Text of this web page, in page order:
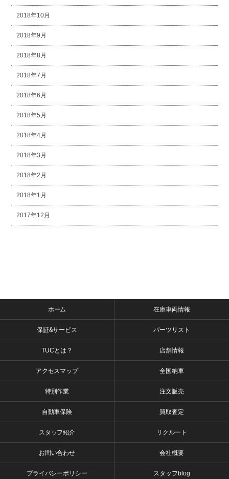
2018年10月
2018年9月
2018年8月
2018年7月
2018年6月
2018年5月
2018年4月
2018年3月
2018年2月
2018年1月
2017年12月
ホーム 在庫車両情報
保証&サービス パーツリスト
TUCとは？ 店舗情報
アクセスマップ 全国納車
特別作業 注文販売
自動車保険 買取査定
スタッフ紹介 リクルート
お問い合わせ 会社概要
プライバシーポリシー スタッフblog